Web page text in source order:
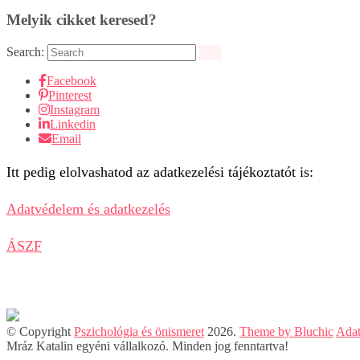
Melyik cikket keresed?
Search:
Facebook
Pinterest
Instagram
Linkedin
Email
Itt pedig elolvashatod az adatkezelési tájékoztatót is:
Adatvédelem és adatkezelés
ÁSZF
© Copyright Pszichológia és önismeret 2026. Theme by Bluchic
Mráz Katalin egyéni vállalkozó. Minden jog fenntartva!